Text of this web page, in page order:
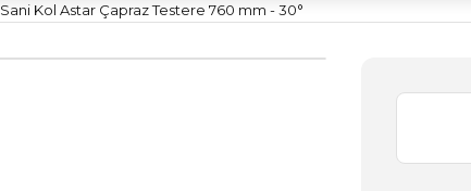
Sani Kol Astar Çapraz Testere 760 mm - 30°